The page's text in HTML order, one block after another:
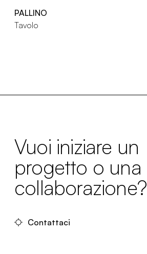
PALLINO
Tavolo
Vuoi iniziare un
progetto o una
collaborazione?
Contattaci